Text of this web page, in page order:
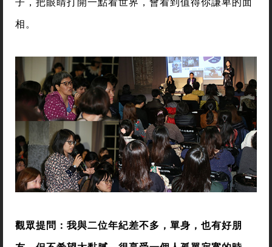
相。
觀眾提問：我與二位年紀差不多，單身，也有好朋